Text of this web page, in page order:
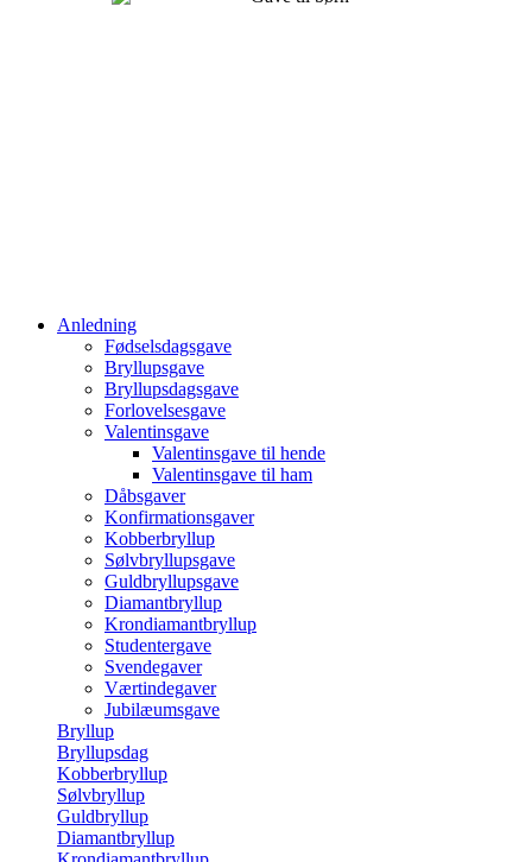
Anledning
Fødselsdagsgave
Bryllupsgave
Bryllupsdagsgave
Forlovelsesgave
Valentinsgave
Valentinsgave til hende
Valentinsgave til ham
Dåbsgaver
Konfirmationsgaver
Kobberbryllup
Sølvbryllupsgave
Guldbryllupsgave
Diamantbryllup
Krondiamantbryllup
Studentergave
Svendegaver
Værtindegaver
Jubilæumsgave
Bryllup
Bryllupsdag
Kobberbryllup
Sølvbryllup
Guldbryllup
Diamantbryllup